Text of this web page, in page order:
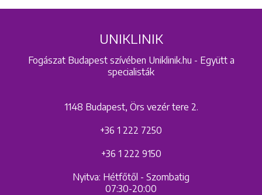
UNIKLINIK
Fogászat Budapest szívében Uniklinik.hu - Együtt a
specialisták
1148 Budapest, Örs vezér tere 2.
+36 1 222 7250
+36 1 222 9150
Nyitva: Hétfőtől - Szombatig
07:30-20:00